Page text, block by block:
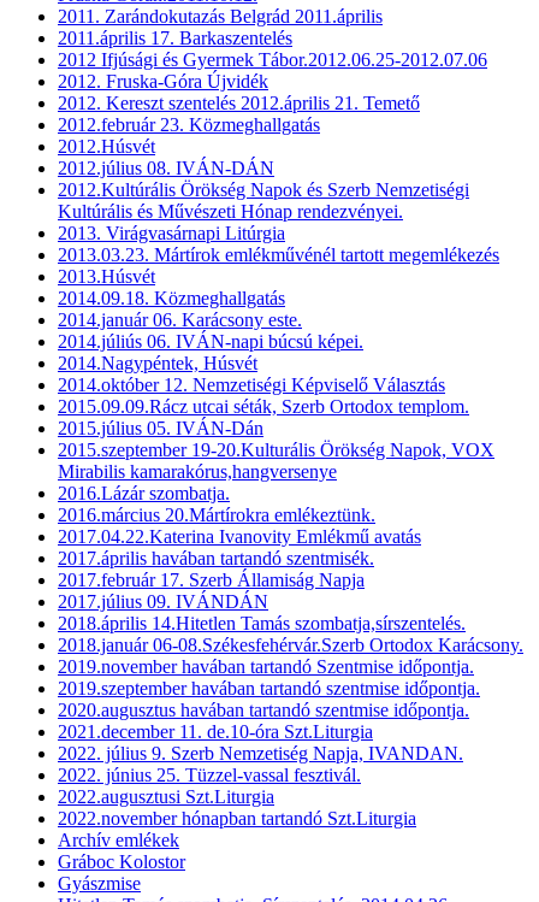
2011. Zarándokutazás Belgrád 2011.április
2011.április 17. Barkaszentelés
2012 Ifjúsági és Gyermek Tábor.2012.06.25-2012.07.06
2012. Fruska-Góra Újvidék
2012. Kereszt szentelés 2012.április 21. Temető
2012.február 23. Közmeghallgatás
2012.Húsvét
2012.július 08. IVÁN-DÁN
2012.Kultúrális Örökség Napok és Szerb Nemzetiségi
Kultúrális és Művészeti Hónap rendezvényei.
2013. Virágvasárnapi Litúrgia
2013.03.23. Mártírok emlékművénél tartott megemlékezés
2013.Húsvét
2014.09.18. Közmeghallgatás
2014.január 06. Karácsony este.
2014.júliús 06. IVÁN-napi búcsú képei.
2014.Nagypéntek, Húsvét
2014.október 12. Nemzetiségi Képviselő Választás
2015.09.09.Rácz utcai séták, Szerb Ortodox templom.
2015.július 05. IVÁN-Dán
2015.szeptember 19-20.Kulturális Örökség Napok, VOX
Mirabilis kamarakórus,hangversenye
2016.Lázár szombatja.
2016.március 20.Mártírokra emlékeztünk.
2017.04.22.Katerina Ivanovity Emlékmű avatás
2017.április havában tartandó szentmisék.
2017.február 17. Szerb Államiság Napja
2017.július 09. IVÁNDÁN
2018.április 14.Hitetlen Tamás szombatja,sírszentelés.
2018.január 06-08.Székesfehérvár.Szerb Ortodox Karácsony.
2019.november havában tartandó Szentmise időpontja.
2019.szeptember havában tartandó szentmise időpontja.
2020.augusztus havában tartandó szentmise időpontja.
2021.december 11. de.10-óra Szt.Liturgia
2022. július 9. Szerb Nemzetiség Napja, IVANDAN.
2022. június 25. Tüzzel-vassal fesztivál.
2022.augusztusi Szt.Liturgia
2022.november hónapban tartandó Szt.Liturgia
Archív emlékek
Gráboc Kolostor
Gyászmise